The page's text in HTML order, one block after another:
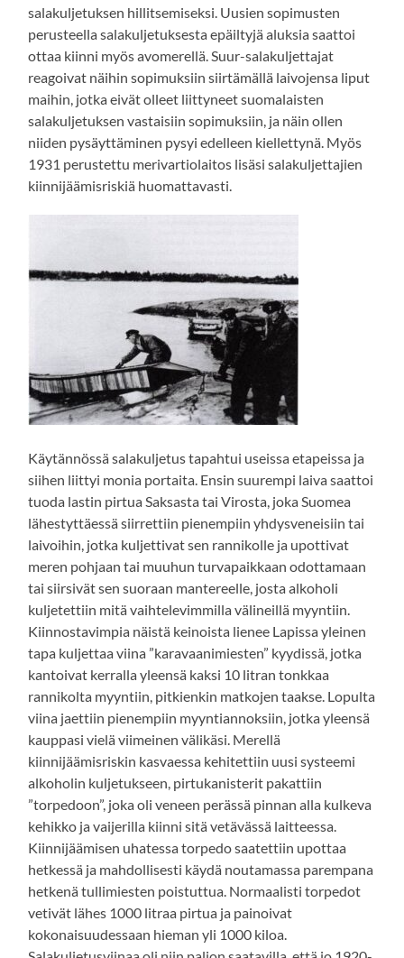
salakuljetuksen hillitsemiseksi. Uusien sopimusten
perusteella salakuljetuksesta epäiltyjä aluksia saattoi
ottaa kiinni myös avomerellä. Suur-salakuljettajat
reagoivat näihin sopimuksiin siirtämällä laivojensa liput
maihin, jotka eivät olleet liittyneet suomalaisten
salakuljetuksen vastaisiin sopimuksiin, ja näin ollen
niiden pysäyttäminen pysyi edelleen kiellettynä. Myös
1931 perustettu merivartiolaitos lisäsi salakuljettajien
kiinnijäämisriskiä huomattavasti.
Käytännössä salakuljetus tapahtui useissa etapeissa ja
siihen liittyi monia portaita. Ensin suurempi laiva saattoi
tuoda lastin pirtua Saksasta tai Virosta, joka Suomea
lähestyttäessä siirrettiin pienempiin yhdysveneisiin tai
laivoihin, jotka kuljettivat sen rannikolle ja upottivat
meren pohjaan tai muuhun turvapaikkaan odottamaan
tai siirsivät sen suoraan mantereelle, josta alkoholi
kuljetettiin mitä vaihtelevimmilla välineillä myyntiin.
Kiinnostavimpia näistä keinoista lienee Lapissa yleinen
tapa kuljettaa viina ”karavaanimiesten” kyydissä, jotka
kantoivat kerralla yleensä kaksi 10 litran tonkkaa
rannikolta myyntiin, pitkienkin matkojen taakse. Lopulta
viina jaettiin pienempiin myyntiannoksiin, jotka yleensä
kauppasi vielä viimeinen välikäsi. Merellä
kiinnijäämisriskin kasvaessa kehitettiin uusi systeemi
alkoholin kuljetukseen, pirtukanisterit pakattiin
”torpedoon”, joka oli veneen perässä pinnan alla kulkeva
kehikko ja vaijerilla kiinni sitä vetävässä laitteessa.
Kiinnijäämisen uhatessa torpedo saatettiin upottaa
hetkessä ja mahdollisesti käydä noutamassa parempana
hetkenä tullimiesten poistuttua. Normaalisti torpedot
vetivät lähes 1000 litraa pirtua ja painoivat
kokonaisuudessaan hieman yli 1000 kiloa.